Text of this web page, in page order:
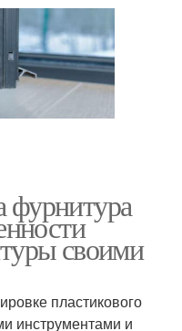
своими
пластикового
инструментами и